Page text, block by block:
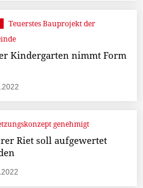
Teuerstes Bauprojekt der
Kindergarten nimmt Form
genehmigt
Riet soll aufgewertet